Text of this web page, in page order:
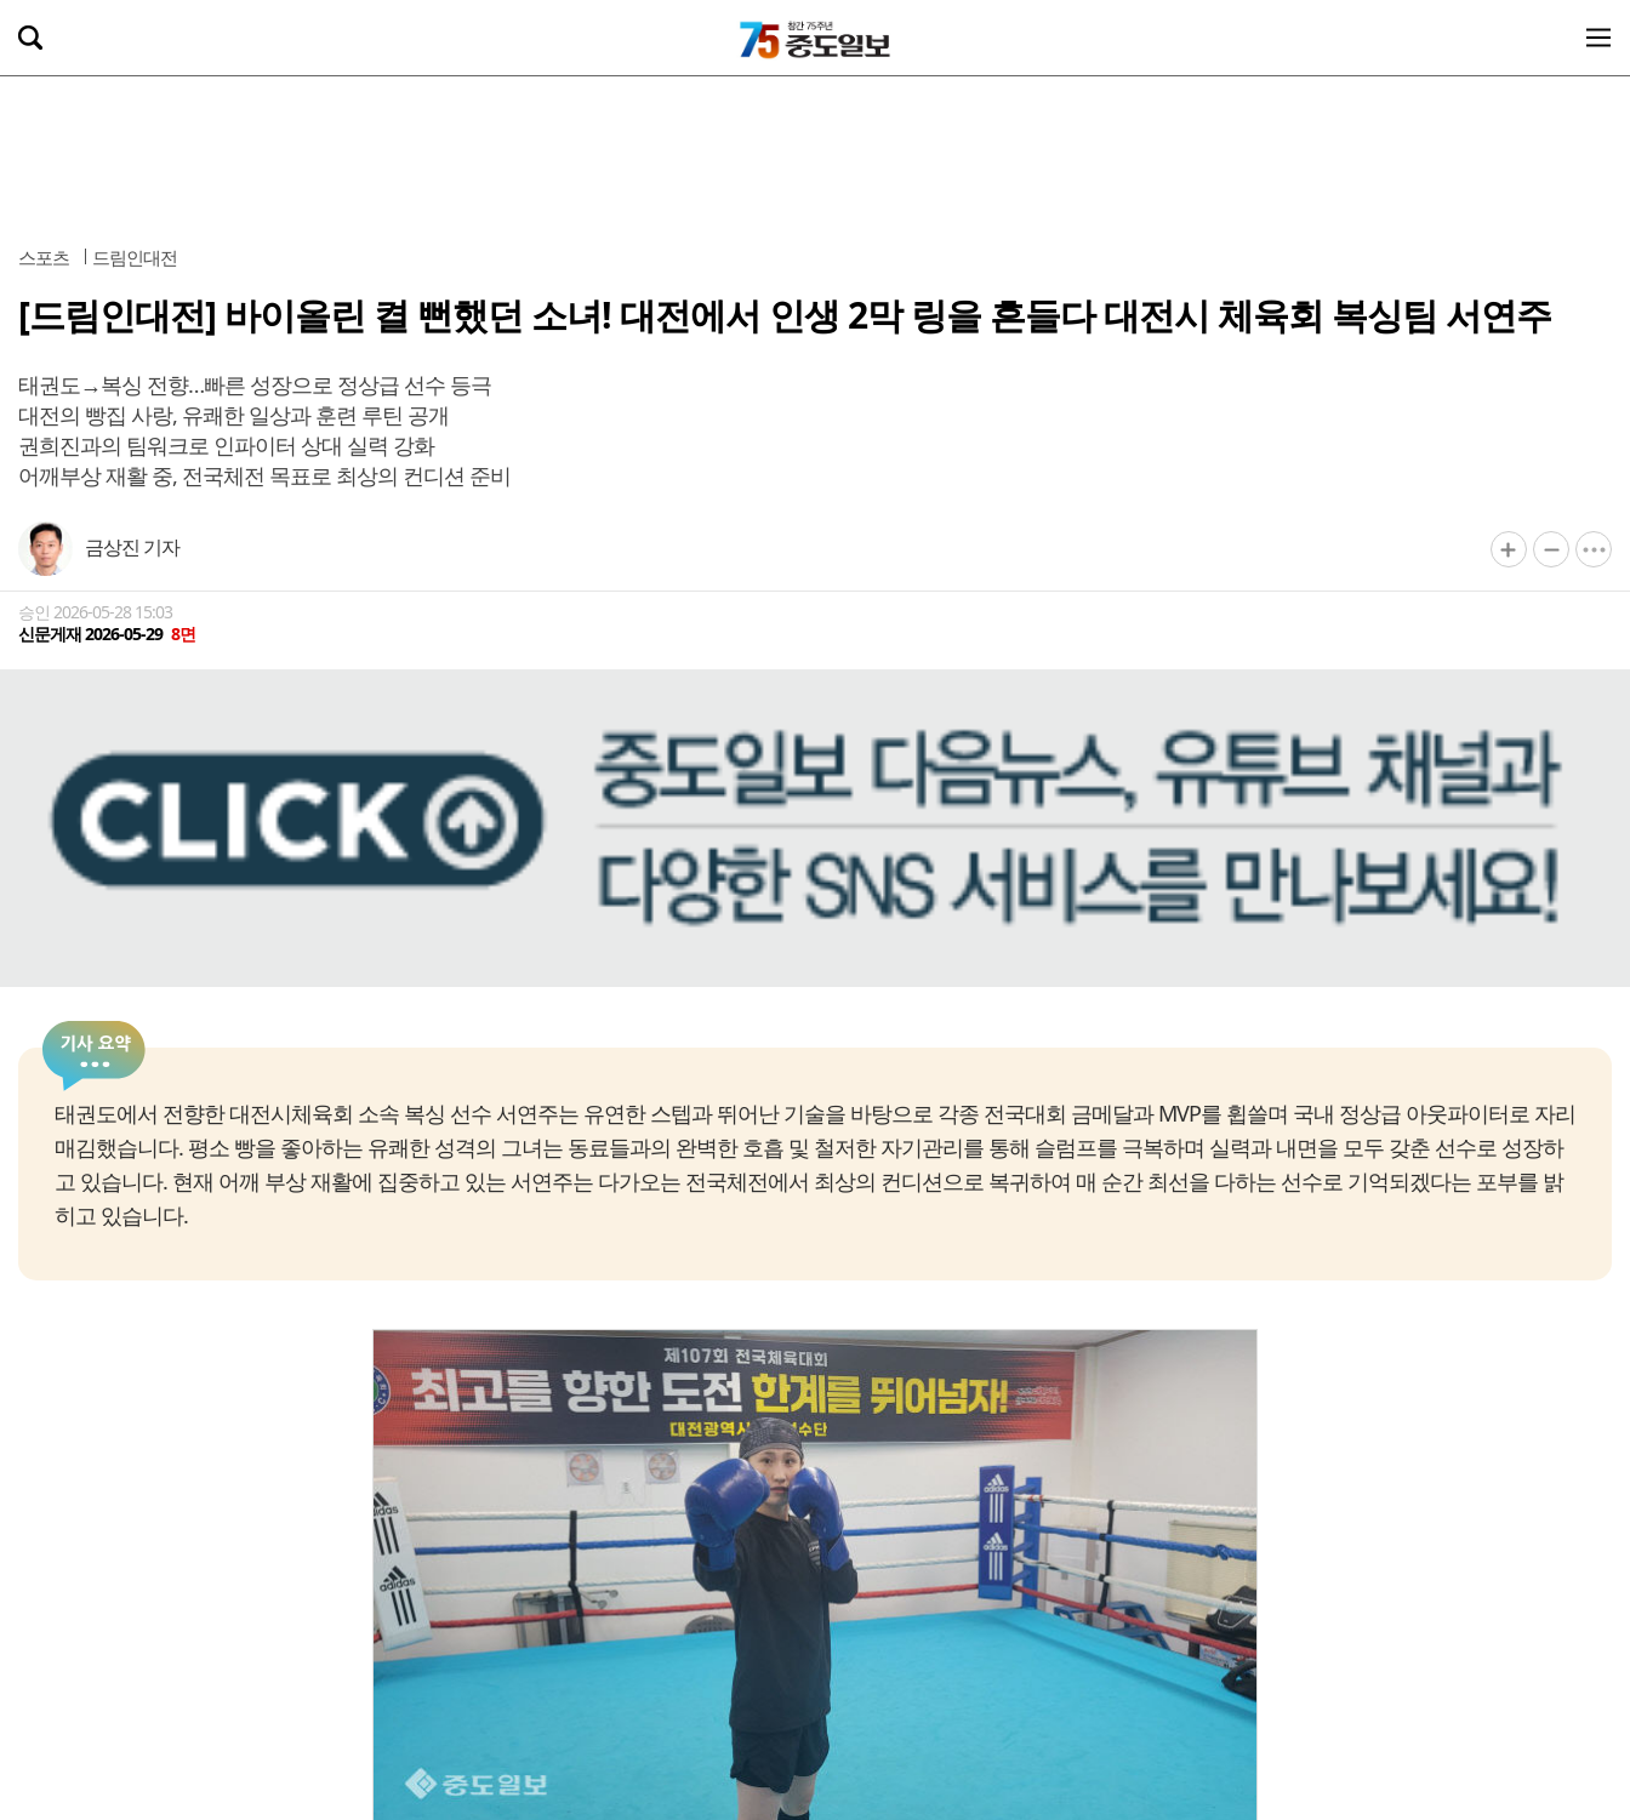
스포츠 드림인대전
[드림인대전] 바이올린 켤 뻔했던 소녀! 대전에서 인생 2막 링을 흔들다 대전시 체육회 복싱팀 서연주
태권도→복싱 전향…빠른 성장으로 정상급 선수 등극
대전의 빵집 사랑, 유쾌한 일상과 훈련 루틴 공개
권희진과의 팀워크로 인파이터 상대 실력 강화
어깨부상 재활 중, 전국체전 목표로 최상의 컨디션 준비
금상진 기자
승인 2026-05-28 15:03
신문게재 2026-05-29 8면
태권도에서 전향한 대전시체육회 소속 복싱 선수 서연주는 유연한 스텝과 뛰어난 기술을 바탕으로 각종 전국대회 금메달과 MVP를 휩쓸며 국내 정상급 아웃파이터로 자리
매김했습니다. 평소 빵을 좋아하는 유쾌한 성격의 그녀는 동료들과의 완벽한 호흡 및 철저한 자기관리를 통해 슬럼프를 극복하며 실력과 내면을 모두 갖춘 선수로 성장하
고 있습니다. 현재 어깨 부상 재활에 집중하고 있는 서연주는 다가오는 전국체전에서 최상의 컨디션으로 복귀하여 매 순간 최선을 다하는 선수로 기억되겠다는 포부를 밝
히고 있습니다.